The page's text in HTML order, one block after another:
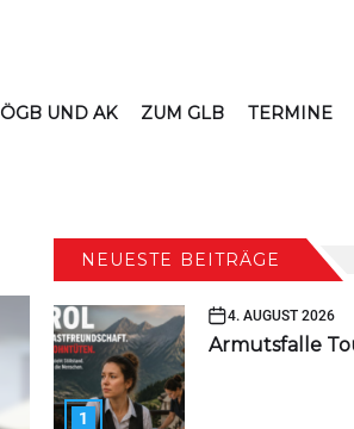
ÖGB UND AK ZUM GLB TERMINE
NEUESTE BEITRÄGE
1
4. AUGUST 2026
Armutsfalle